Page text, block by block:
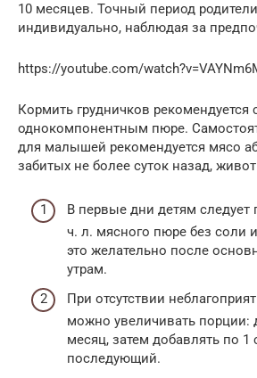
10 месяцев. Точный период
индивидуально, наблюдая за
https://youtube.com/
Кормить грудничков
однокомпонентным пюре.
для малышей рекомендуется мясо
забитых не более суток назад,
В первые дни детям следует
ч. л. мясного пюре без соли
это желательно после
утрам.
При отсутствии
можно увеличивать порции:
месяц, затем добавлять по 1
последующий.